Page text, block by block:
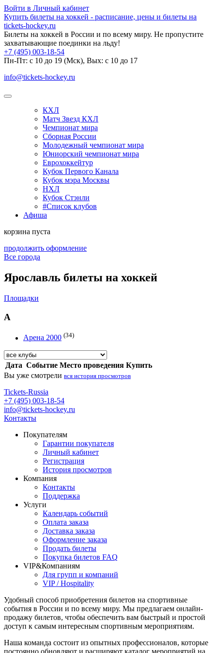
Войти в Личный кабинет
Купить билеты на хоккей - расписание, цены и билеты на
tickets-hockey.ru
Билеты на хоккей в России и по всему миру. Не пропустите
захватывающие поединки на льду!
+7 (495) 003-18-54
Пн-Пт: c 10 до 19 (Мск), Вых: с 10 до 17
info@tickets-hockey.ru
КХЛ
Матч Звезд КХЛ
Чемпионат мира
Сборная России
Молодежный чемпионат мира
Юниорский чемпионат мира
Еврохоккейтур
Кубок Первого Канала
Кубок мэра Москвы
НХЛ
Кубок Стэнли
#Список клубов
Афиша
корзина пуста
продолжить оформление
Все города
Ярославль билеты на хоккей
Площадки
А
Арена 2000 (34)
Дата Событие Место проведения Купить
Вы уже смотрели вся история просмотров
Tickets-Russia
+7 (495) 003-18-54
info@tickets-hockey.ru
Контакты
Покупателям
Гарантии покупателя
Личный кабинет
Регистрация
История просмотров
Компания
Контакты
Поддержка
Услуги
Календарь событий
Оплата заказа
Доставка заказа
Оформление заказа
Продать билеты
Покупка билетов FAQ
VIP&Компаниям
Для групп и компаний
VIP / Hospitality
Удобный способ приобретения билетов на спортивные
события в России и по всему миру. Мы предлагаем онлайн-
продажу билетов, чтобы обеспечить вам быстрый и простой
доступ к самым интересным спортивным мероприятиям.
Наша команда состоит из опытных профессионалов, которые
постоянно обновляют и расширяют каталог мероприятий на